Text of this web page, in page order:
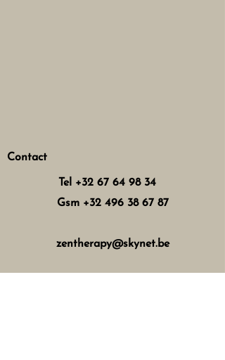
Contact
Tel +32 67 64 98 34
Gsm +32 496 38 67 87
zentherapy@skynet.be